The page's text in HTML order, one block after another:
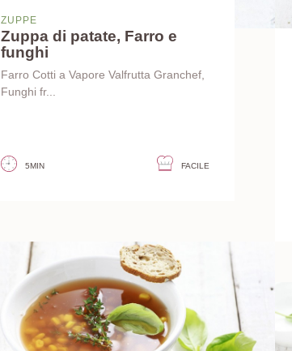
ZUPPE
Zuppa di patate, Farro e
funghi
Farro Cotti a Vapore Valfrutta Granchef,
Funghi fr...
5MIN FACILE